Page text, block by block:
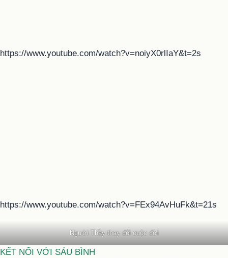
https://www.youtube.com/watch?v=noiyX0rlIaY&t=2s
https://www.youtube.com/watch?v=FEx94AvHuFk&t=21s
Người Thầy thay đổi cuộc đời
KẾT NỐI VỚI SÁU BÌNH